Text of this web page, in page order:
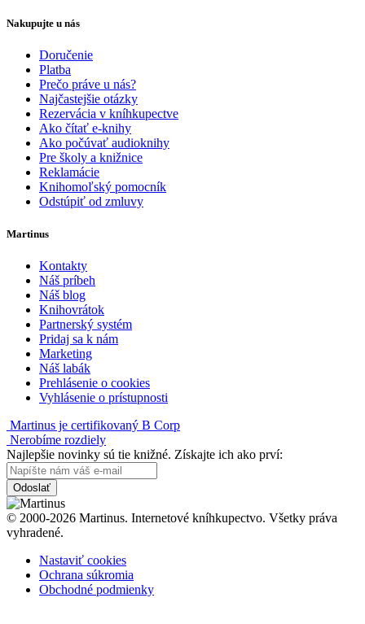
Nakupujte u nás
Doručenie
Platba
Prečo práve u nás?
Najčastejšie otázky
Rezervácia v kníhkupectve
Ako čítať e-knihy
Ako počúvať audioknihy
Pre školy a knižnice
Reklamácie
Knihomoľský pomocník
Odstúpiť od zmluvy
Martinus
Kontakty
Náš príbeh
Náš blog
Knihovrátok
Partnerský systém
Pridaj sa k nám
Marketing
Náš labák
Prehlásenie o cookies
Vyhlásenie o prístupnosti
Martinus je certifikovaný B Corp
Nerobíme rozdiely
Najlepšie novinky sú tie knižné. Získajte ich ako prví:
Odoslať
© 2000-2026 Martinus. Internetové kníhkupectvo. Všetky práva
vyhradené.
Nastaviť cookies
Ochrana súkromia
Obchodné podmienky